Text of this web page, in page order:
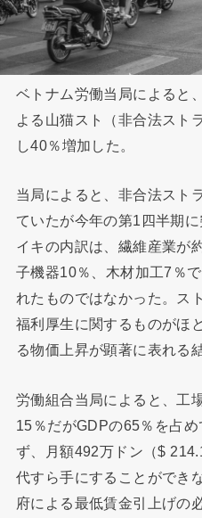
ベトナム労働当局によると
よる山猫スト（非合法スト
し40％増加した。
当局によると、非合法スト
ていたが今年の第1四半期
イキの内訳は、繊維産業が
子機器10％、木材加工7％
れたものではなかった。ス
福利厚生に関するものがほ
る物価上昇が顕著に表れる
労働組合当局によると、工
15％だがGDPの65％を占
ず、月額492万ドン（$
代すら手にすることができ
府による最低賃金引上げの